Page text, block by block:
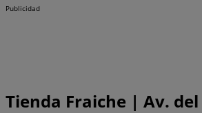
Publicidad
Tienda Fraiche | Av.